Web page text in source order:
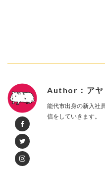
Author：アヤ
能代市出身の新入社
信をしていきます。